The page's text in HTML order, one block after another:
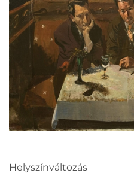
Helyszínváltozás